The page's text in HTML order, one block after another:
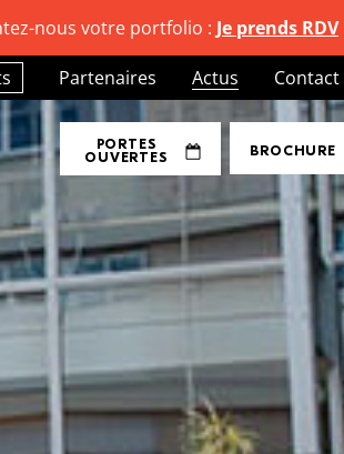
Partenaires Actus Contact
PORTES
OUVERTES
BROCHURE
nous votre portfolio : Je prends RDV